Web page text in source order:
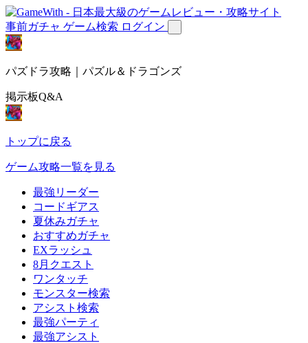
事前ガチャ ゲーム検索 ログイン
パズドラ攻略｜パズル＆ドラゴンズ
掲示板Q&A
トップに戻る
ゲーム攻略一覧を見る
最強リーダー
コードギアス
夏休みガチャ
おすすめガチャ
EXラッシュ
8月クエスト
ワンタッチ
モンスター検索
アシスト検索
最強パーティ
最強アシスト